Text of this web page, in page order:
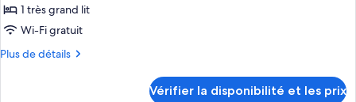
ce
type
chambre :
1 très grand lit
Wi-Fi gratuit
Plus de détails
Plus
Vérifier la disponibilité et les prix